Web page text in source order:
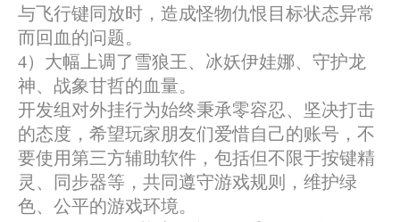
与飞行键同放时，造成怪物仇恨目标状态异常
而回血的问题。
4）大幅上调了雪狼王、冰妖伊娃娜、守护龙
神、战象甘哲的血量。
开发组对外挂行为始终秉承零容忍、坚决打击
的态度，希望玩家朋友们爱惜自己的账号，不
要使用第三方辅助软件，包括但不限于按键精
灵、同步器等，共同遵守游戏规则，维护绿
色、公平的游戏环境。